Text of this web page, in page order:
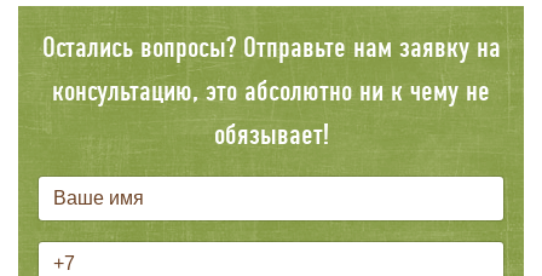
Остались вопросы? Отправьте нам заявку на
консультацию, это абсолютно ни к чему не
обязывает!